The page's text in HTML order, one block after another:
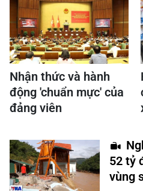
Nhận thức và hành
động 'chuẩn mực' của
đảng viên
52 tỷ
vùng